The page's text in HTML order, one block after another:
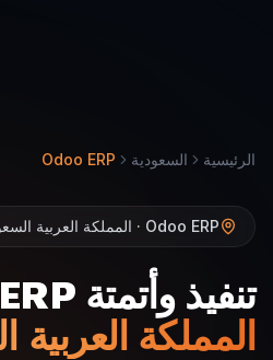
الرئيسية السعودية Odoo ERP
Odoo ERP · المملكة العربية السعودية
تنفيذ وأتمتة Odoo ERP
المملكة العربية